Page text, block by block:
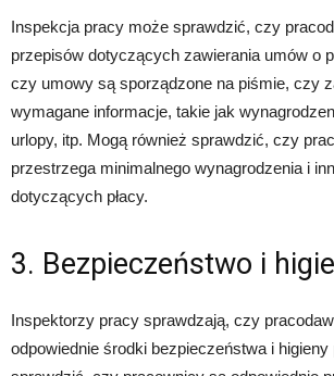
Inspekcja pracy może sprawdzić, czy
przepisów dotyczących zawierania umów o
czy umowy są sporządzone na piśmie, czy
wymagane informacje, takie jak
urlopy, itp. Mogą również sprawdzić, czy
przestrzega minimalnego wynagrodzenia i
dotyczących płacy.
3. Bezpieczeństwo i
Inspektorzy pracy sprawdzają, czy
odpowiednie środki bezpieczeństwa i higieny